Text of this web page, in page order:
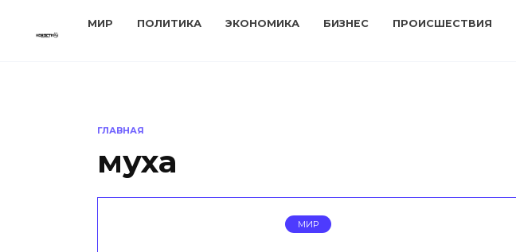
МИР ПОЛИТИКА ЭКОНОМИКА БИЗНЕС ПРОИСШЕСТВИЯ
ГЛАВНАЯ
муха
МИР